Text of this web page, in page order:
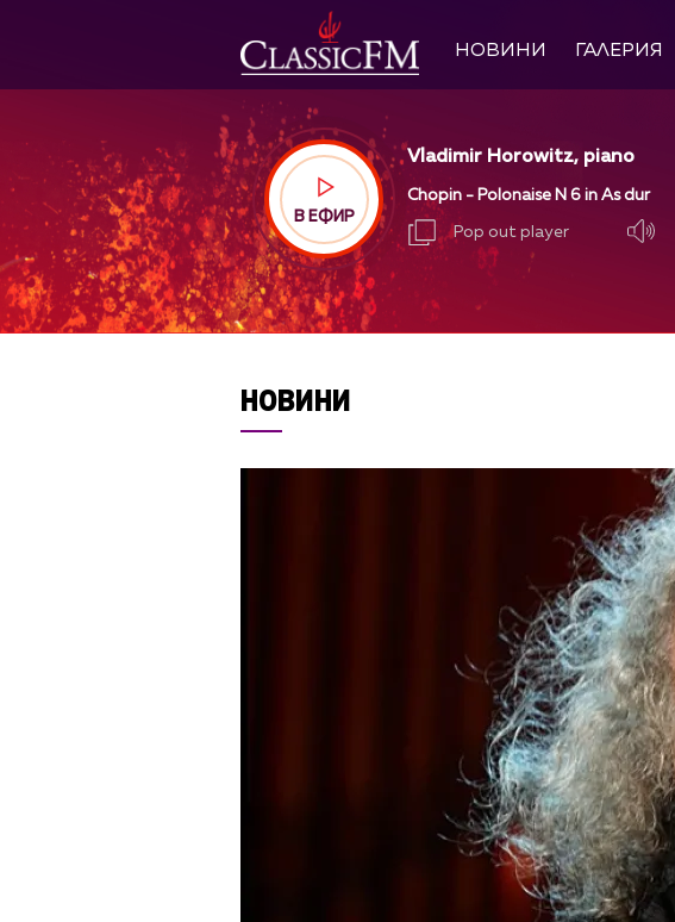
НОВИНИ ГАЛЕРИЯ
В ЕФИР
Vladimir Horowitz, piano
Chopin - Polonaise N 6 in As dur
Pop out player
НОВИНИ